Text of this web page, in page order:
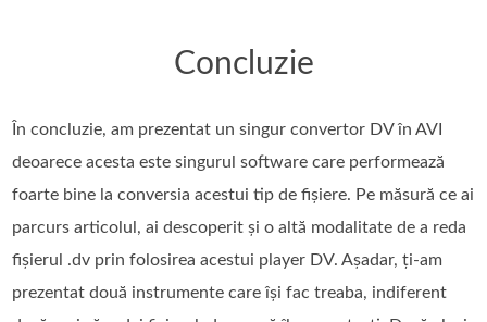
Concluzie
În concluzie, am prezentat un singur convertor DV în AVI
deoarece acesta este singurul software care performează
foarte bine la conversia acestui tip de fișiere. Pe măsură ce ai
parcurs articolul, ai descoperit și o altă modalitate de a reda
fișierul .dv prin folosirea acestui player DV. Așadar, ți-am
prezentat două instrumente care își fac treaba, indiferent